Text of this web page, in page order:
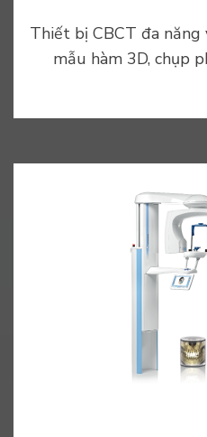
Thiết bị CBCT đa năng
mẫu hàm 3D, chụp